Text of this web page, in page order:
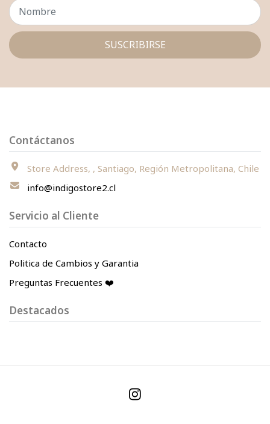
SUSCRIBIRSE
Contáctanos
Store Address, , Santiago, Región Metropolitana, Chile
info@indigostore2.cl
Servicio al Cliente
Contacto
Politica de Cambios y Garantia
Preguntas Frecuentes ❤️
Destacados